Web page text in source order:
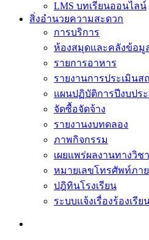
LMS บทเรียนออนไลน์
สิ่งอำนวยความสะดวก
การบริการ
ห้องสมุดและคลังข้อมู
รายการอาหาร
รายงานการประเมินส
แผนปฏิบัติการปีงบปร
จัดซื้อจัดจ้าง
รายงานงบทดลอง
ภาพกิจกรรม
เผยแพร่ผลงานทางวิช
หมายเลขโทรศัพท์ภา
ปฎิทินโรงเรียน
ระบบแจ้งเรื่องร้องเรีย